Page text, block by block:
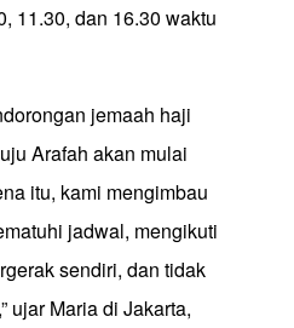
11.30, dan 16.30 waktu
jemaah haji
Arafah akan mulai
itu, kami mengimbau
jadwal, mengikuti
sendiri, dan tidak
ujar Maria di Jakarta,